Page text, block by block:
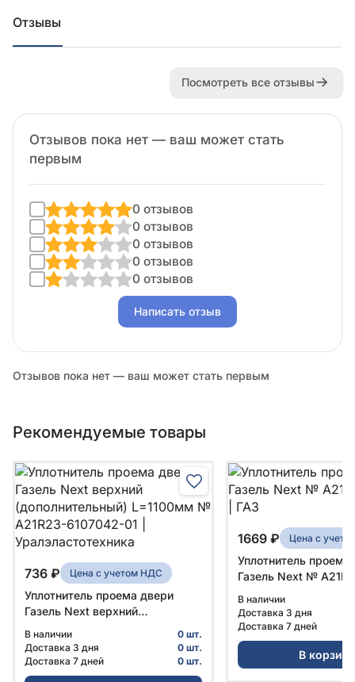
Отзывы
Посмотреть все отзывы
Отзывов пока нет — ваш может стать
первым
0 отзывов
0 отзывов
0 отзывов
0 отзывов
0 отзывов
Написать отзыв
Отзывов пока нет — ваш может стать первым
Рекомендуемые товары
736 ₽ Цена с учетом НДС
Уплотнитель проема двери
Газель Next верхний
A21R23-6107042-01 |
Уралэластотехника
В наличии
0 шт.
Доставка 3 дня
0 шт.
Доставка 7 дней
0 шт.
1669 ₽ Цена с
Уплотнитель проема
Газель Next №
В наличии
Доставка 3 дня
Доставка 7 дней
В корзину